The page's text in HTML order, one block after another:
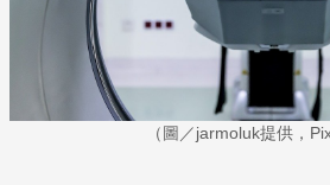
（圖／jarmoluk提供，